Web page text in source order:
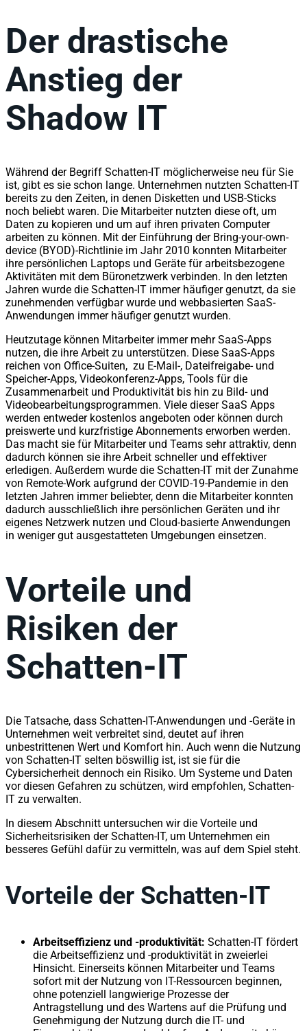
Der drastische
Anstieg der
Shadow IT
Während der Begriff Schatten-IT möglicherweise neu für Sie
ist, gibt es sie schon lange. Unternehmen nutzten Schatten-IT
bereits zu den Zeiten, in denen Disketten und USB-Sticks
noch beliebt waren. Die Mitarbeiter nutzten diese oft, um
Daten zu kopieren und um auf ihren privaten Computer
arbeiten zu können. Mit der Einführung der Bring-your-own-
device (BYOD)-Richtlinie im Jahr 2010 konnten Mitarbeiter
ihre persönlichen Laptops und Geräte für arbeitsbezogene
Aktivitäten mit dem Büronetzwerk verbinden. In den letzten
Jahren wurde die Schatten-IT immer häufiger genutzt, da sie
zunehmenden verfügbar wurde und webbasierten SaaS-
Anwendungen immer häufiger genutzt wurden.
Heutzutage können Mitarbeiter immer mehr SaaS-Apps
nutzen, die ihre Arbeit zu unterstützen. Diese SaaS-Apps
reichen von Office-Suiten, zu E-Mail-, Dateifreigabe- und
Speicher-Apps, Videokonferenz-Apps, Tools für die
Zusammenarbeit und Produktivität bis hin zu Bild- und
Videobearbeitungsprogrammen. Viele dieser SaaS Apps
werden entweder kostenlos angeboten oder können durch
preiswerte und kurzfristige Abonnements erworben werden.
Das macht sie für Mitarbeiter und Teams sehr attraktiv, denn
dadurch können sie ihre Arbeit schneller und effektiver
erledigen. Außerdem wurde die Schatten-IT mit der Zunahme
von Remote-Work aufgrund der COVID-19-Pandemie in den
letzten Jahren immer beliebter, denn die Mitarbeiter konnten
dadurch ausschließlich ihre persönlichen Geräten und ihr
eigenes Netzwerk nutzen und Cloud-basierte Anwendungen
in weniger gut ausgestatteten Umgebungen einsetzen.
Vorteile und
Risiken der
Schatten-IT
Die Tatsache, dass Schatten-IT-Anwendungen und -Geräte in
Unternehmen weit verbreitet sind, deutet auf ihren
unbestrittenen Wert und Komfort hin. Auch wenn die Nutzung
von Schatten-IT selten böswillig ist, ist sie für die
Cybersicherheit dennoch ein Risiko. Um Systeme und Daten
vor diesen Gefahren zu schützen, wird empfohlen, Schatten-
IT zu verwalten.
In diesem Abschnitt untersuchen wir die Vorteile und
Sicherheitsrisiken der Schatten-IT, um Unternehmen ein
besseres Gefühl dafür zu vermitteln, was auf dem Spiel steht.
Vorteile der Schatten-IT
Arbeitseffizienz und -produktivität: Schatten-IT fördert
die Arbeitseffizienz und -produktivität in zweierlei
Hinsicht. Einerseits können Mitarbeiter und Teams
sofort mit der Nutzung von IT-Ressourcen beginnen,
ohne potenziell langwierige Prozesse der
Antragstellung und des Wartens auf die Prüfung und
Genehmigung der Nutzung durch die IT- und